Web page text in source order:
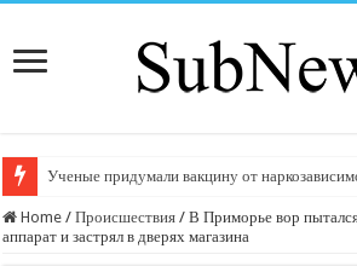
Ученые придумали вакцину от
Home / Происшествия / В Приморье вор
аппарат и застрял в дверях магазина